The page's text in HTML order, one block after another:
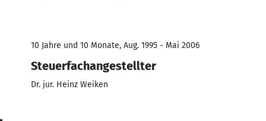
10 Jahre und 10 Monate, Aug. 1995 - Mai 2006
Steuerfachangestellter
Dr. jur. Heinz Weiken